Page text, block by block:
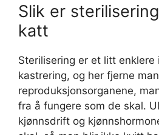
Slik er
katt
Sterilisering er et litt enklere
kastrering, og her fjerne
reproduksjonsorganene,
fra å fungere som de skal.
kjønnsdrift og